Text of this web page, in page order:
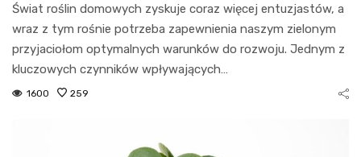
Świat roślin domowych zyskuje coraz więcej entuzjastów, a
wraz z tym rośnie potrzeba zapewnienia naszym zielonym
przyjaciołom optymalnych warunków do rozwoju. Jednym z
kluczowych czynników wpływających…
1600 259